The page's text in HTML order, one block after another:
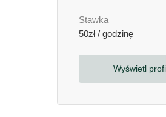
Stawka
50zł / godzinę
Wyświetl